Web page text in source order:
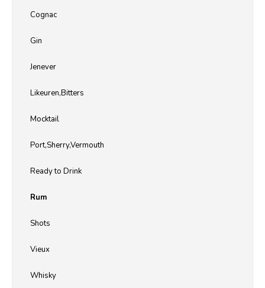
Cognac
Gin
Jenever
Likeuren,Bitters
Mocktail
Port,Sherry,Vermouth
Ready to Drink
Rum
Shots
Vieux
Whisky